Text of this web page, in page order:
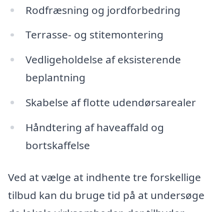
Rodfræsning og jordforbedring
Terrasse- og stitemontering
Vedligeholdelse af eksisterende
beplantning
Skabelse af flotte udendørsarealer
Håndtering af haveaffald og
bortskaffelse
Ved at vælge at indhente tre forskellige
tilbud kan du bruge tid på at undersøge